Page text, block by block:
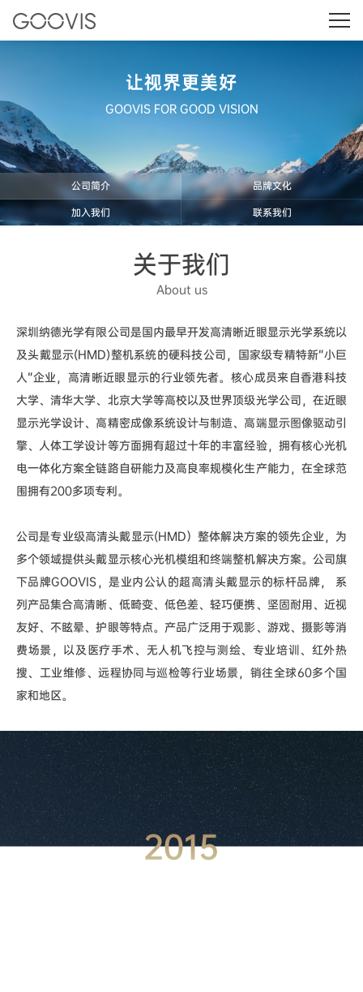
让视界更美好
GOOVIS FOR GOOD VISION
公司简介 品牌文化
加入我们 联系我们
关于我们
About us
深圳纳德光学有限公司是国内最早开发高清晰近眼显示光学系统以
及头戴显示(HMD)整机系统的硬科技公司，国家级专精特新“小巨
人”企业，高清晰近眼显示的行业领先者。核心成员来自香港科技
大学、清华大学、北京大学等高校以及世界顶级光学公司，在近眼
显示光学设计、高精密成像系统设计与制造、高端显示图像驱动引
擎、人体工学设计等方面拥有超过十年的丰富经验，拥有核心光机
电一体化方案全链路自研能力及高良率规模化生产能力，在全球范
围拥有200多项专利。
公司是专业级高清头戴显示(HMD）整体解决方案的领先企业，为
多个领域提供头戴显示核心光机模组和终端整机解决方案。公司旗
下品牌GOOVIS，是业内公认的超高清头戴显示的标杆品牌， 系
列产品集合高清晰、低畸变、低色差、轻巧便携、坚固耐用、近视
友好、不眩晕、护眼等特点。产品广泛用于观影、游戏、摄影等消
费场景，以及医疗手术、无人机飞控与测绘、专业培训、红外热
搜、工业维修、远程协同与巡检等行业场景，销往全球60多个国
家和地区。
2015